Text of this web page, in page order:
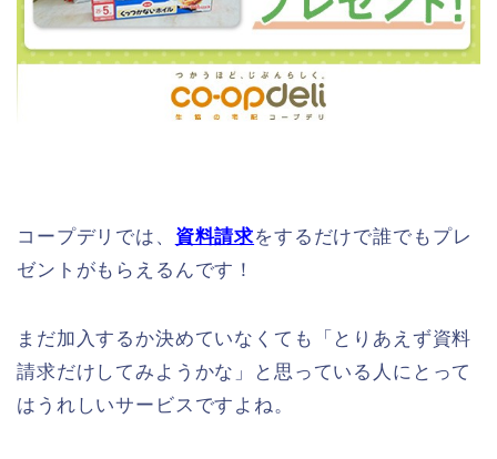
コープデリでは、 資料請求をするだけで誰でもプレ
ゼントがもらえるんです！
まだ加入するか決めていなくても「とりあえず資料
請求だけしてみようかな」と思っている人にとって
はうれしいサービスですよね。